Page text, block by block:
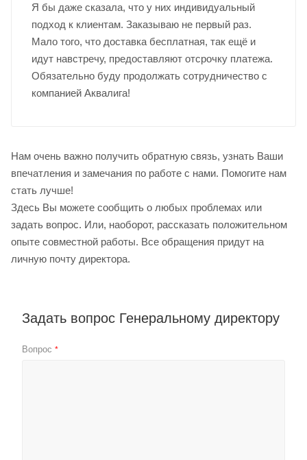
Я бы даже сказала, что у них индивидуальный
подход к клиентам. Заказываю не первый раз.
Мало того, что доставка бесплатная, так ещё и
идут навстречу, предоставляют отсрочку платежа.
Обязательно буду продолжать сотрудничество с
компанией Аквалига!
Нам очень важно получить обратную связь, узнать Ваши
впечатления и замечания по работе с нами. Помогите нам
стать лучше!
Здесь Вы можете сообщить о любых проблемах или
задать вопрос. Или, наоборот, рассказать положительном
опыте совместной работы. Все обращения придут на
личную почту директора.
Задать вопрос Генеральному директору
Вопрос *